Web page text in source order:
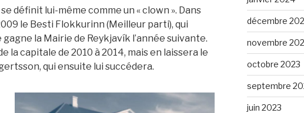
définit lui-même comme un « clown ». Dans
le Besti Flokkurinn (Meilleur parti), qui
la Mairie de Reykjavík l’année suivante.
la capitale de 2010 à 2014, mais en laissera le
qui ensuite lui succédera.
décembre
novembre
octobre 2023
septembre
juin 2023